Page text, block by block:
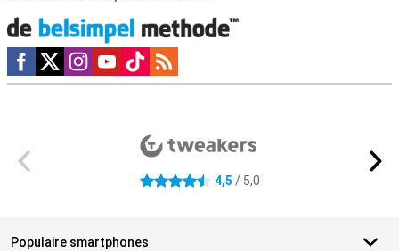
Social media
4.5 sterren 4,5 / 5,0
Populaire smartphones